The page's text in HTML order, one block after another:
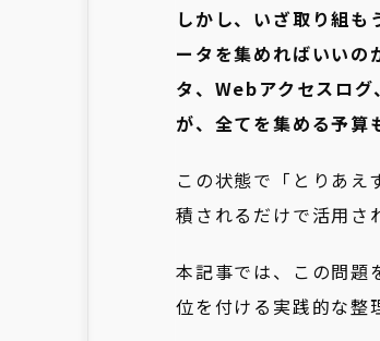
しかし、いざ取り組
ータを集めればいいの
タ、Webアクセスロ
が、全てを集める予算
この状態で「とりあえ
積されるだけで活用さ
本記事では、この問題
位を付ける実践的な整